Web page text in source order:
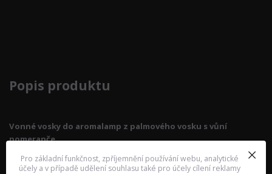
Popis produktu
Vonné vosky do aromalamp z palmového vosku s vůní
pomeranče
Pro základní funkčnost, zpříjemnění používání webu, analytické
účely a v případě udělení souhlasu také pro účely cílení reklamy